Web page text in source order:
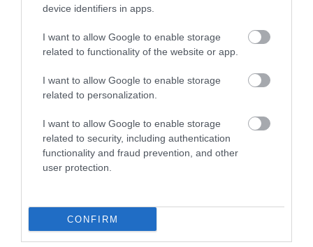
device identifiers in apps.
I want to allow Google to enable storage
related to functionality of the website or app.
I want to allow Google to enable storage
related to personalization.
I want to allow Google to enable storage
related to security, including authentication
functionality and fraud prevention, and other
user protection.
CONFIRM
tartásával kommenteljenek!
ma.hu legfrissebb hírei:
Izrael nem vonul ki Gázából
Három érmet szereztek a magyarok a világ egyik
legnagyobb hosszútávú kajak-kenu versenyén, a Sellán
Egész héten meleg, napos idő várható